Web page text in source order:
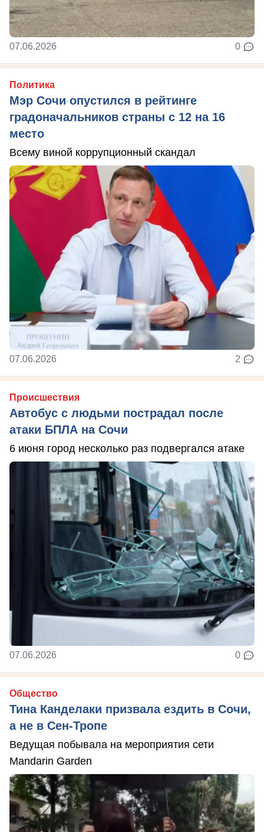
07.06.2026 0
Политика
Мэр Сочи опустился в рейтинге
градоначальников страны с 12 на 16
место
Всему виной коррупционный скандал
07.06.2026 2
Происшествия
Автобус с людьми пострадал после
атаки БПЛА на Сочи
6 июня город несколько раз подвергался атаке
07.06.2026 0
Общество
Тина Канделаки призвала ездить в Сочи,
а не в Сен-Тропе
Ведущая побывала на мероприятия сети
Mandarin Garden